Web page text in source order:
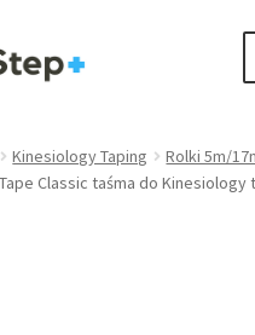
Kinesiology Taping Rolki 5m/
Classic taśma do Kinesiology